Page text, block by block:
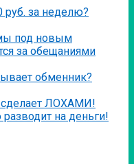
руб. за неделю?
под новым
за обещаниями
обменник?
сделает ЛОХАМИ!
на деньги!